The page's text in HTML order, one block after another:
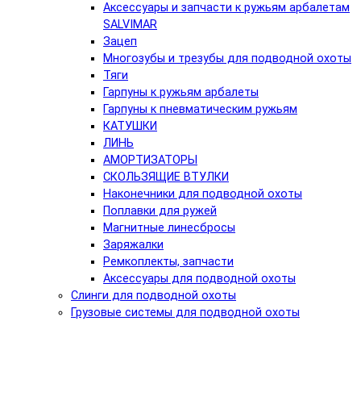
Аксессуары и запчасти к ружьям арбалетам
SALVIMAR
Зацеп
Многозубы и трезубы для подводной охоты
Тяги
Гарпуны к ружьям арбалеты
Гарпуны к пневматическим ружьям
КАТУШКИ
ЛИНЬ
АМОРТИЗАТОРЫ
СКОЛЬЗЯЩИЕ ВТУЛКИ
Наконечники для подводной охоты
Поплавки для ружей
Магнитные линесбросы
Заряжалки
Ремкоплекты, запчасти
Аксессуары для подводной охоты
Слинги для подводной охоты
Грузовые системы для подводной охоты